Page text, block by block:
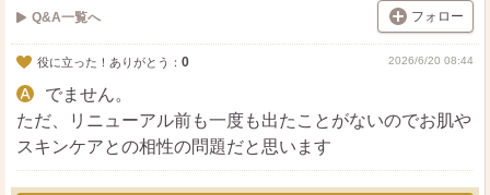
Q&A一覧へ フォロー
役に立った！ありがとう： 0 2026/6/20 08:44
でません。
ただ、リニューアル前も一度も出たことがないのでお肌や
スキンケアとの相性の問題だと思います